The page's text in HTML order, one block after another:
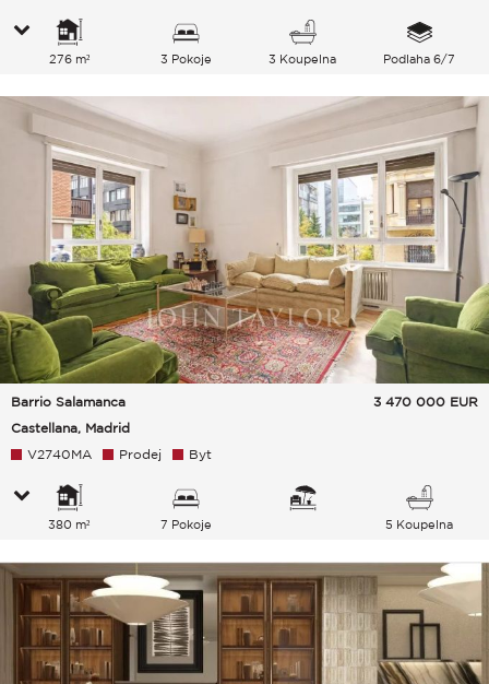
276 m² 3 Pokoje 3 Koupelna Podlaha 6/7
Barrio Salamanca
Castellana, Madrid
3 470 000 EUR
V2740MA Prodej Byt
380 m² 7 Pokoje 5 Koupelna